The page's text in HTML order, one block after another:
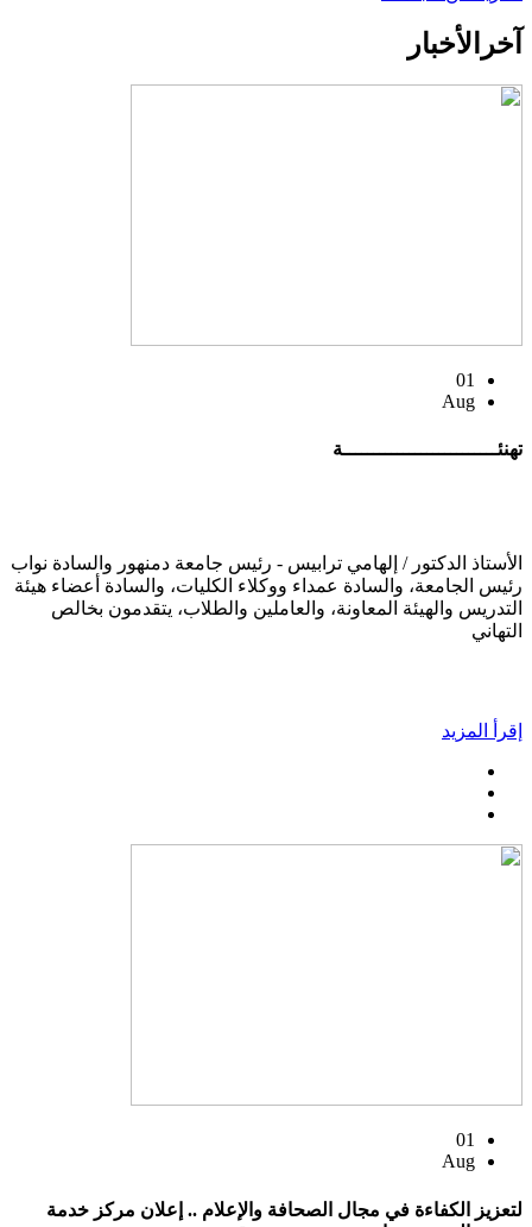
آخر الأخبار
01
Aug
تهنئــــــــــــــــــــــــــة
الأستاذ الدكتور / إلهامي ترابيس - رئيس جامعة دمنهور والسادة نواب
رئيس الجامعة، والسادة عمداء ووكلاء الكليات، والسادة أعضاء هيئة
التدريس والهيئة المعاونة، والعاملين والطلاب، يتقدمون بخالص
التهاني
إقرأ المزيد
01
Aug
لتعزيز الكفاءة في مجال الصحافة والإعلام .. إعلان مركز خدمة